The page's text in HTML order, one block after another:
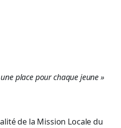
place pour chaque jeune »
de la Mission Locale du